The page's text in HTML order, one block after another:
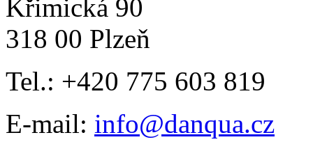
Křimická 90
318 00 Plzeň
Tel.: +420 775 603 819
E-mail: info@danqua.cz